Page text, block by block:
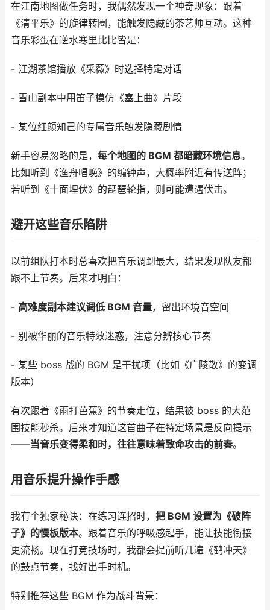
在江南地图做任务时，我偶然发现一个神奇现象：跟着
《清平乐》的旋律转圈，能触发隐藏的茶艺师互动。这种
音乐彩蛋在逆水寒里比比皆是：
- 江湖茶馆播放《采薇》时选择特定对话
- 雪山副本中用笛子模仿《塞上曲》片段
- 某位红颜知己的专属音乐触发隐藏剧情
新手容易忽略的是， 每个地图的 BGM 都暗藏环境信息。
比如听到《渔舟唱晚》的编钟声，大概率附近有传送阵；
若听到《十面埋伏》的琵琶轮指，则可能遭遇伏击。
避开这些音乐陷阱
以前组队打本时总喜欢把音乐调到最大，结果发现队友都
跟不上节奏。后来才明白：
- 高难度副本建议调低 BGM 音量，留出环境音空间
- 别被华丽的音乐特效迷惑，注意分辨核心节奏
- 某些 boss 战的 BGM 是干扰项（比如《广陵散》的变调
版本）
有次跟着《雨打芭蕉》的节奏走位，结果被 boss 的大范
围技能秒杀。后来才知道这首曲子在特定场景是反向提示
——当音乐变得柔和时，往往意味着致命攻击的前奏。
用音乐提升操作手感
我有个独家秘诀：在练习连招时， 把 BGM 设置为《破阵
子》的慢板版本。跟着音乐的呼吸感起手，能让技能衔接
更流畅。现在打竞技场时，我都会提前听几遍《鹤冲天》
的鼓点节奏，找好出手时机。
特别推荐这些 BGM 作为战斗背景：